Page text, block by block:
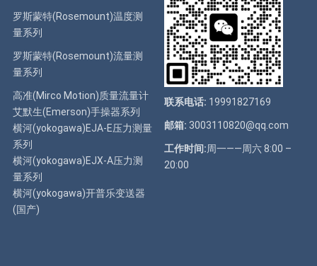
罗斯蒙特(Rosemount)温度测
量系列
罗斯蒙特(Rosemount)流量测
量系列
高准(Mirco Motion)质量流量计
艾默生(Emerson)手操器系列
横河(yokogawa)EJA-E压力测量
系列
横河(yokogawa)EJX-A压力测
量系列
横河(yokogawa)开普乐变送器
(国产)
联系电话: 19991827169
邮箱: 3003110820@qq.com
工作时间:周一——周六 8:00 –
20:00